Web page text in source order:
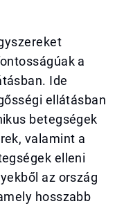
a
Ide
ellátásban
betegségek
valamint a
elleni
az ország
hosszabb